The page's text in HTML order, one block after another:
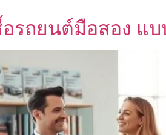
รถยนต์มือสอง แ